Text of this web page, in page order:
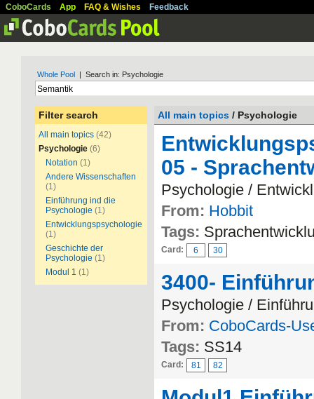
CoboCards App FAQ & Wishes Feedback
Whole Pool | Search in: Psychologie
Filter search
All main topics (42)
Psychologie (6)
Notation (1)
Andere Wissenschaften
(1)
Einführung ind die
Psychologie (1)
Entwicklungspsychologie
(1)
Geschichte der
Psychologie (1)
Modul 1 (1)
All main topics / Psychologie
05 -
Psychologie /
From: Hobbit
Tags:
Card: 6 30
3400-
Psychologie /
From: CoboCards-
Tags: SS14
Card: 81 82